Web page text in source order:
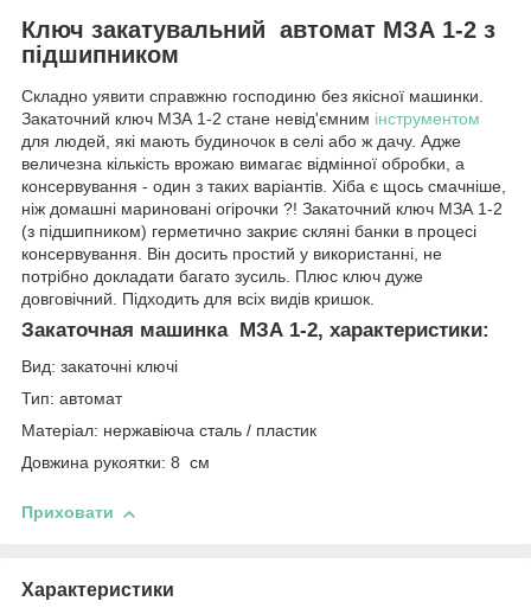
Ключ закатувальний автомат МЗА 1-2 з
підшипником
Складно уявити справжню господиню без якісної машинки.
Закаточний ключ МЗА 1-2 стане невід'ємним інструментом
для людей, які мають будиночок в селі або ж дачу. Адже
величезна кількість врожаю вимагає відмінної обробки, а
консервування - один з таких варіантів. Хіба є щось смачніше,
ніж домашні мариновані огірочки ?! Закаточний ключ МЗА 1-2
(з підшипником) герметично закриє скляні банки в процесі
консервування. Він досить простий у використанні, не
потрібно докладати багато зусиль. Плюс ключ дуже
довговічний. Підходить для всіх видів кришок.
Закаточная машинка МЗА 1-2, характеристики:
Вид: закаточні ключі
Тип: автомат
Матеріал: нержавіюча сталь / пластик
Довжина рукоятки: 8 см
Приховати
Характеристики